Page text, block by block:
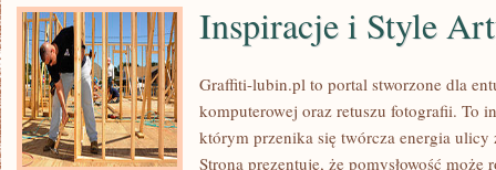
Inspiracje i Style
Graffiti-lubin.pl to portal stworzone dla
komputerowej oraz retuszu fotografii. To
którym przenika się twórcza energia
Strona prezentuje, że pomysłowość